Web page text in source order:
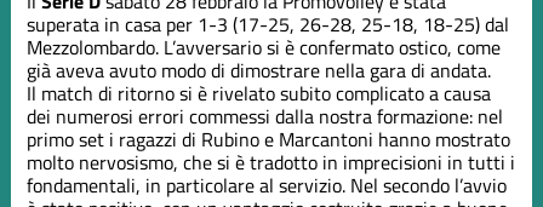
superata in casa per 1-3 (17-25, 26-28, 25-18, 18-25) dal
Mezzolombardo. L’avversario si è confermato ostico, come
già aveva avuto modo di dimostrare nella gara di andata.
Il match di ritorno si è rivelato subito complicato a causa
dei numerosi errori commessi dalla nostra formazione: nel
primo set i ragazzi di Rubino e Marcantoni hanno mostrato
molto nervosismo, che si è tradotto in imprecisioni in tutti i
fondamentali, in particolare al servizio. Nel secondo l’avvio